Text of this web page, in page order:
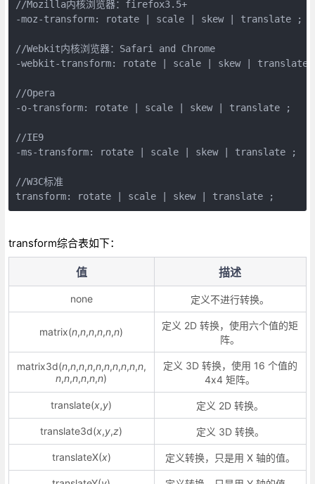
//Mozilla内核浏览器：firefox3.5+
-moz-transform: rotate | scale | skew | translate ;
//Webkit内核浏览器：Safari and Chrome
-webkit-transform: rotate | scale | skew | translate
//Opera
-o-transform: rotate | scale | skew | translate ;
//IE9
-ms-transform: rotate | scale | skew | translate ;
//W3C标准
transform: rotate | scale | skew | translate ;
transform综合表如下：
值 描述
none 定义不进行转换。
matrix(n,n,n,n,n,n)
定义 2D 转换，使用六个值的矩
阵。
matrix3d(n,n,n,n,n,n,n,n,n,n,
n,n,n,n,n,n)
定义 3D 转换，使用 16 个值的
4x4 矩阵。
translate(x,y) 定义 2D 转换。
translate3d(x,y,z) 定义 3D 转换。
translateX(x) 定义转换，只是用 X 轴的值。